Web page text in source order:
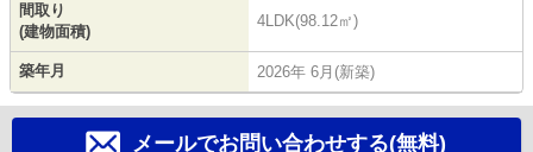
間取り
(建物面積)
4LDK(98.12㎡)
築年月 2026年 6月(新築)
メールでお問い合わせする(無料)